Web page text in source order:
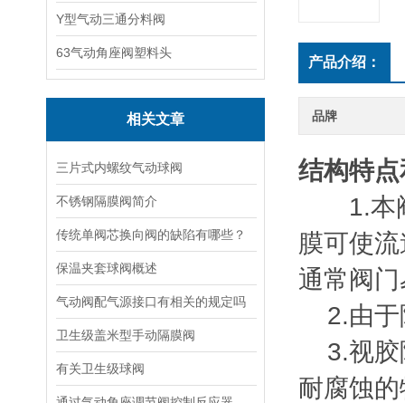
Y型气动三通分料阀
63气动角座阀塑料头
相关文章
三片式内螺纹气动球阀
不锈钢隔膜阀简介
传统单阀芯换向阀的缺陷有哪些？
保温夹套球阀概述
气动阀配气源接口有相关的规定吗
卫生级盖米型手动隔膜阀
有关卫生级球阀
产品介绍：
品牌
结构特
1.本阀
膜可使
通常阀
2.由于
3.视胶
耐腐蚀